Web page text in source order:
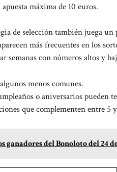
máxima de 10 euros.
de selección también juega
más frecuentes en los
semanas con números altos y
menos comunes.
o aniversarios pueden
que complementen entre 5
ganadores del Bonoloto del 24